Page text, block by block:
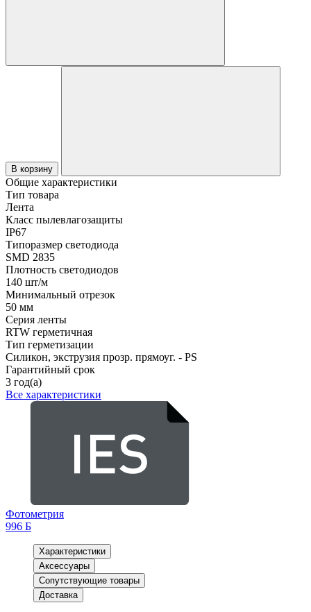
В корзину
Общие характеристики
Тип товара
Лента
Класс пылевлагозащиты
IP67
Типоразмер светодиода
SMD 2835
Плотность светодиодов
140 шт/м
Минимальный отрезок
50 мм
Серия ленты
RTW герметичная
Тип герметизации
Силикон, экструзия прозр. прямоуг. - PS
Гарантийный срок
3 год(а)
Все характеристики
Фотометрия
996 Б
Характеристики
Аксессуары
Сопутствующие товары
Доставка